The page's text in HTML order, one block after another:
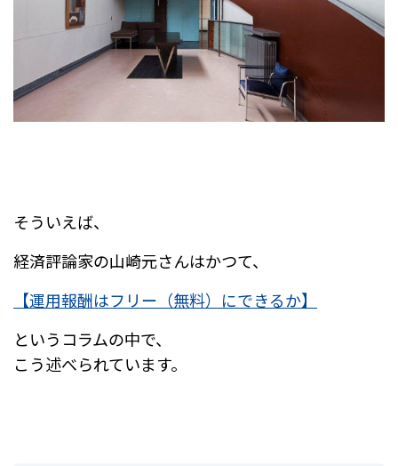
そういえば、
経済評論家の山崎元さんはかつて、
【運用報酬はフリー（無料）にできるか】
というコラムの中で、
こう述べられています。